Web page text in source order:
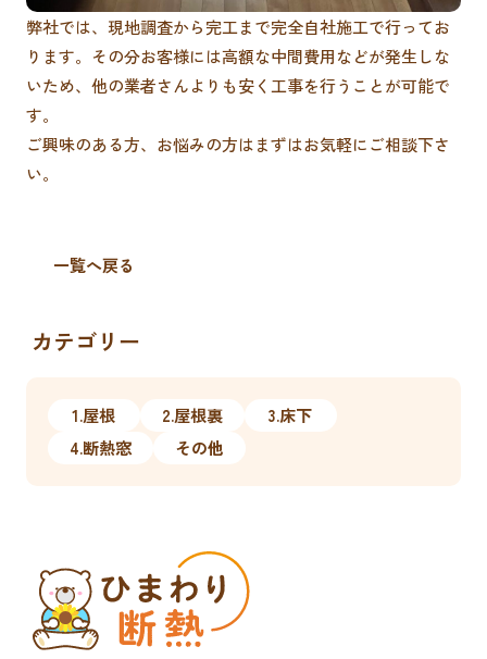
弊社では、現地調査から完工まで完全自社施工で行ってお
ります。その分お客様には高額な中間費用などが発生しな
いため、他の業者さんよりも安く工事を行うことが可能で
す。
ご興味のある方、お悩みの方はまずはお気軽にご相談下さ
い。
一覧へ戻る
カテゴリー
1.屋根 2.屋根裏
3.床下
4.断熱窓
その他